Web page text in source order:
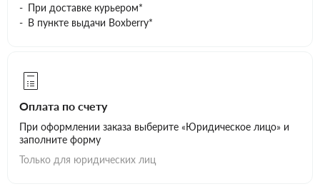
При доставке курьером*
В пункте выдачи Boxberry*
Оплата по счету
При оформлении заказа выберите «Юридическое лицо» и
заполните форму
Только для юридических лиц